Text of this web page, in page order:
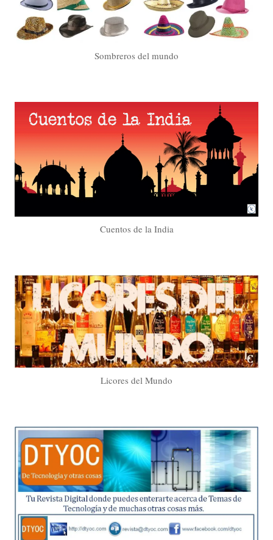
Sombreros del mundo
Cuentos de la India
Licores del Mundo